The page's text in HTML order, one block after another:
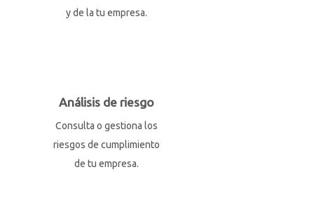
y de la tu empresa.
Análisis de riesgo
Consulta o gestiona los
riesgos de cumplimiento
de tu empresa.